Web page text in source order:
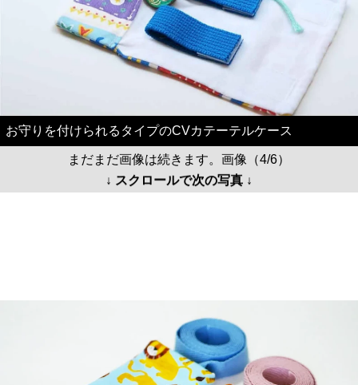
お守りを付けられるタイプのCVカテーテルケース
まだまだ画像は続きます。画像（4/6）
↓ スクロールで次の写真 ↓